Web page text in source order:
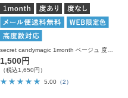
1,500円
（税込1,650円）
5.00 （2）